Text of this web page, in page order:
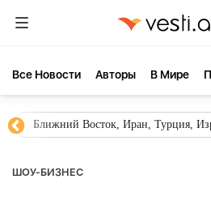
Все Новости Aвторы В Мире
Ближний Восток, Иран, Турция,
ШОУ-БИЗНЕС